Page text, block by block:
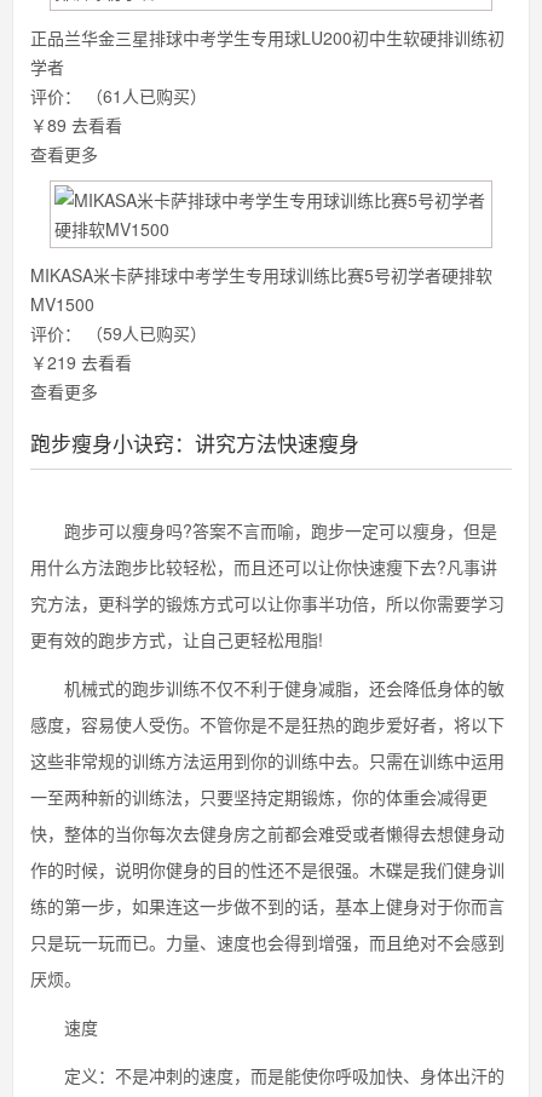
正品兰华金三星排球中考学生专用球LU200初中生软硬排训练初
学者
评价：
（61人已购买）
￥89 去看看
查看更多
MIKASA米卡萨排球中考学生专用球训练比赛5号初学者硬排软
MV1500
评价：
（59人已购买）
￥219 去看看
查看更多
跑步瘦身小诀窍：讲究方法快速瘦身
跑步可以瘦身吗?答案不言而喻，跑步一定可以瘦身，但是
用什么方法跑步比较轻松，而且还可以让你快速瘦下去?凡事讲
究方法，更科学的锻炼方式可以让你事半功倍，所以你需要学习
更有效的跑步方式，让自己更轻松甩脂!
机械式的跑步训练不仅不利于健身减脂，还会降低身体的敏
感度，容易使人受伤。不管你是不是狂热的跑步爱好者，将以下
这些非常规的训练方法运用到你的训练中去。只需在训练中运用
一至两种新的训练法，只要坚持定期锻炼，你的体重会减得更
快，整体的当你每次去健身房之前都会难受或者懒得去想健身动
作的时候，说明你健身的目的性还不是很强。木碟是我们健身训
练的第一步，如果连这一步做不到的话，基本上健身对于你而言
只是玩一玩而已。力量、速度也会得到增强，而且绝对不会感到
厌烦。
速度
定义：不是冲刺的速度，而是能使你呼吸加快、身体出汗的